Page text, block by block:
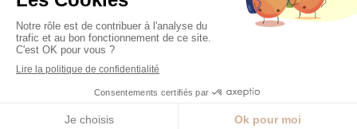
Création et référencement du site par Simplébo
Retrouvez Angie Gaube sur Resalib : annuaire, référencement et prise de rendez-vous pour les